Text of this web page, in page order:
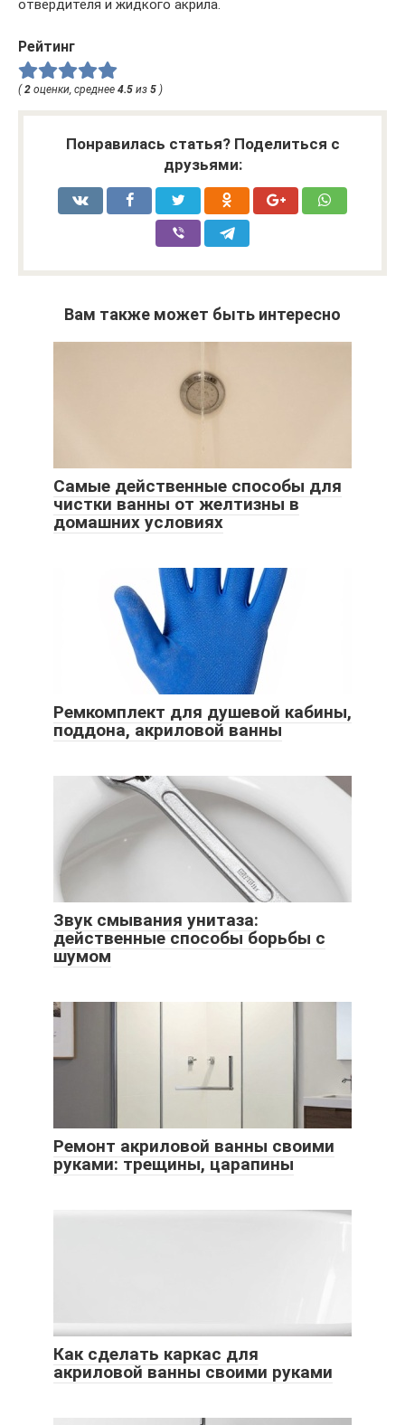
отвердителя и жидкого акрила.
Рейтинг
(2 оценки, среднее 4.5 из 5 )
Понравилась статья? Поделиться с
друзьями:
Вам также может быть интересно
Самые действенные способы для
чистки ванны от желтизны в
домашних условиях
Ремкомплект для душевой кабины,
поддона, акриловой ванны
Звук смывания унитаза:
действенные способы борьбы с
шумом
Ремонт акриловой ванны своими
руками: трещины, царапины
Как сделать каркас для
акриловой ванны своими руками